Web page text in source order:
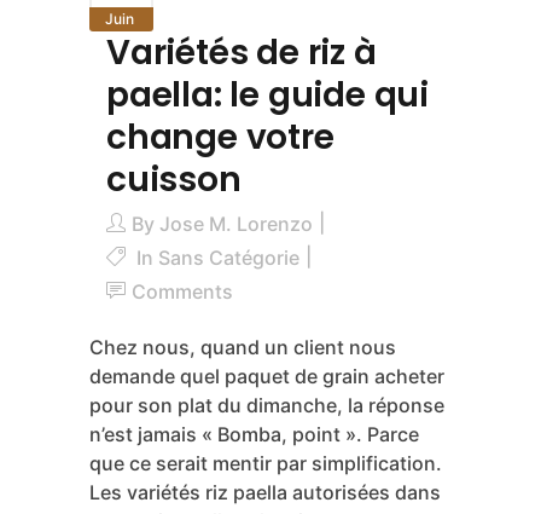
Juin
Variétés de riz à
paella: le guide qui
change votre
cuisson
By Jose M. Lorenzo
In Sans Catégorie
Comments
Chez nous, quand un client nous
demande quel paquet de grain acheter
pour son plat du dimanche, la réponse
n’est jamais « Bomba, point ». Parce
que ce serait mentir par simplification.
Les variétés riz paella autorisées dans